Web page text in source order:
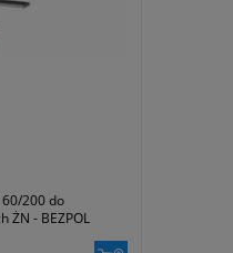
200 do
ŻN - BEZPOL